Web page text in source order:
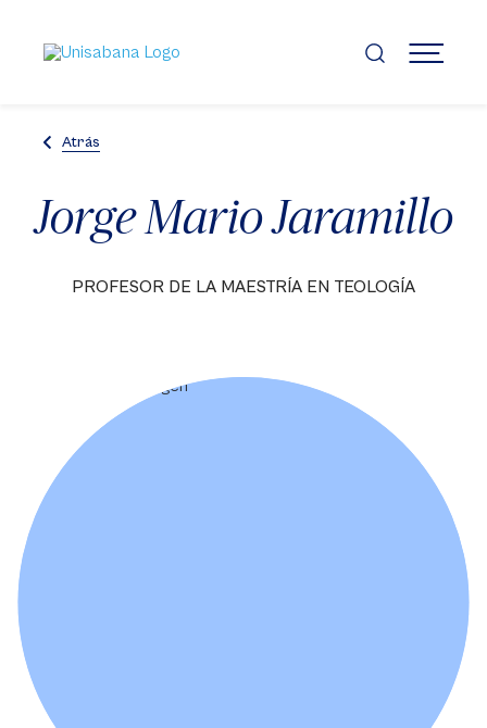
contenido
principal
MENÚ
Atrás
Jorge Mario Jaramillo
PROFESOR DE LA MAESTRÍA EN TEOLOGÍA